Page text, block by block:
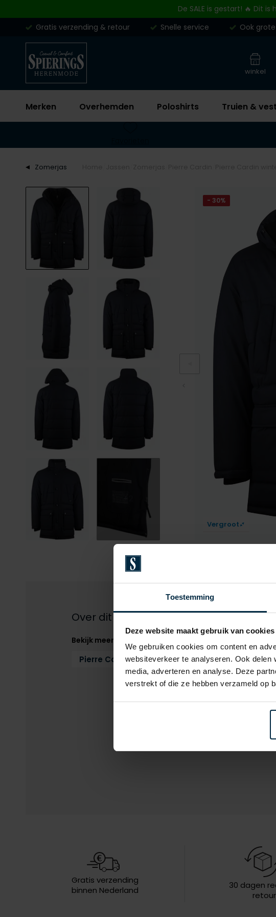
Toestemming
Deze website maakt gebruik van cookies
We gebruiken cookies om content en
websiteverkeer te analyseren. Ook
media, adverteren en analyse. Deze
verstrekt of die ze hebben verzameld op
De SALE is gestart! 🔥 Dit
Gratis verzending & retour
Snelle service Ook
Merken Overhemden Poloshirts Truien &
winkel
Zomerjas
Vergroot
- 30%
Over dit product
Bekijk meer
Pierre Cardin Zomerjas Zomerjas Pierre
Gratis verzending
binnen Nederland
30 dagen
retour